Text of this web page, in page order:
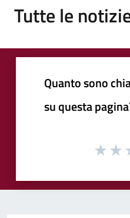
Tutte le
Quanto sono
su questa